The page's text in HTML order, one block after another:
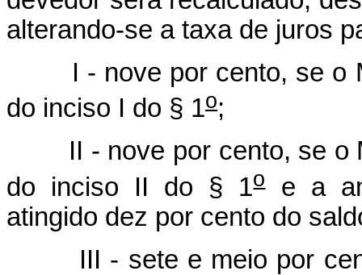
alterando-se a taxa de juros
I - nove por cento, se o
do inciso I do § 1o;
II - nove por cento, se o
do inciso II do § 1oe a
atingido dez por cento do
III - sete e meio por